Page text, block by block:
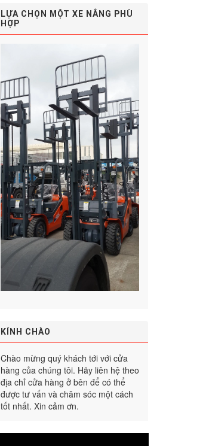
LỰA CHỌN MỘT XE NÂNG PHÙ
HỢP
KÍNH CHÀO
Chào mừng quý khách tới với cửa
hàng của chúng tôi. Hãy liên hệ theo
địa chỉ cửa hàng ở bên để có thể
được tư vấn và chăm sóc một cách
tốt nhất. Xin cảm ơn.